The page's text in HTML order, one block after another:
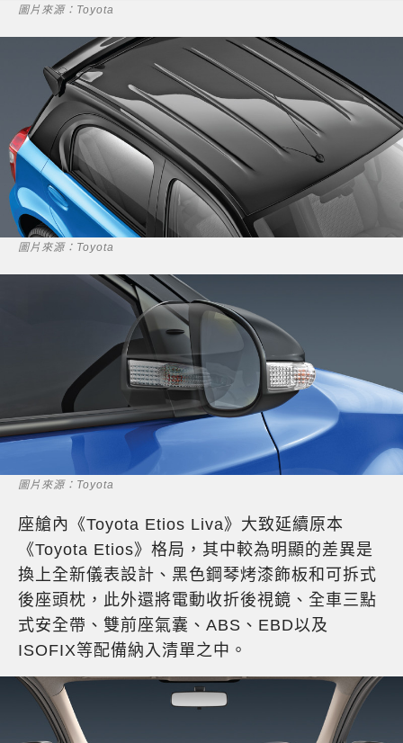
圖片來源：Toyota
圖片來源：Toyota
圖片來源：Toyota
座艙內《Toyota Etios Liva》大致延續原本
《Toyota Etios》格局，其中較為明顯的差異是
換上全新儀表設計、黑色鋼琴烤漆飾板和可拆式
後座頭枕，此外還將電動收折後視鏡、全車三點
式安全帶、雙前座氣囊、ABS、EBD以及
ISOFIX等配備納入清單之中。